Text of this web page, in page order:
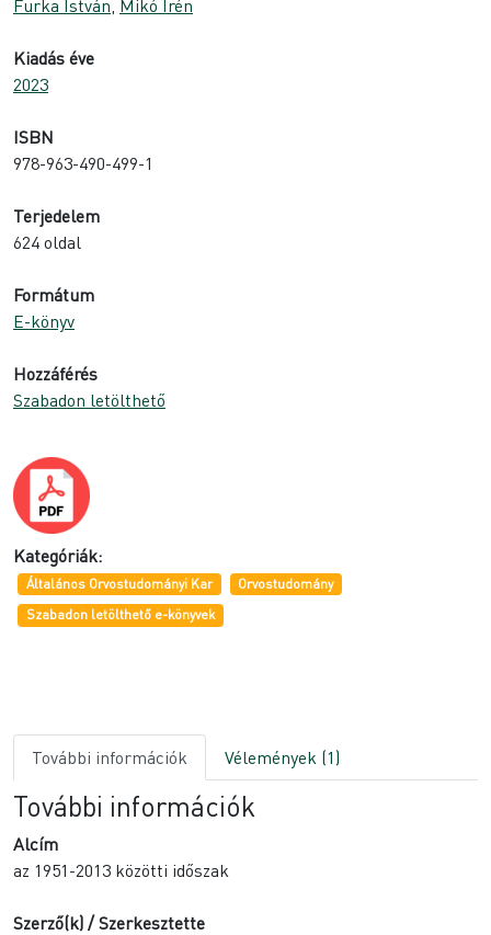
Furka István Mikó Irén
Kiadás éve
2023
ISBN
978-963-490-499-1
Terjedelem
624 oldal
Formátum
E-könyv
Hozzáférés
Szabadon letölthető
Kategóriák:
Általános Orvostudományi Kar
Orvostudomány
Szabadon letölthető e-könyvek
További információk Vélemények (1)
További információk
Alcím
az 1951-2013 közötti időszak
Szerző(k) / Szerkesztette